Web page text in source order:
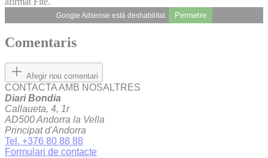
Google Adsense està deshabilitat. Permetre
Comentaris
Afegir nou comentari
CONTACTA AMB NOSALTRES
Diari Bondia
Callaueta, 4, 1r
AD500 Andorra la Vella
Principat d'Andorra
Tel. +376 80 88 88
Formulari de contacte